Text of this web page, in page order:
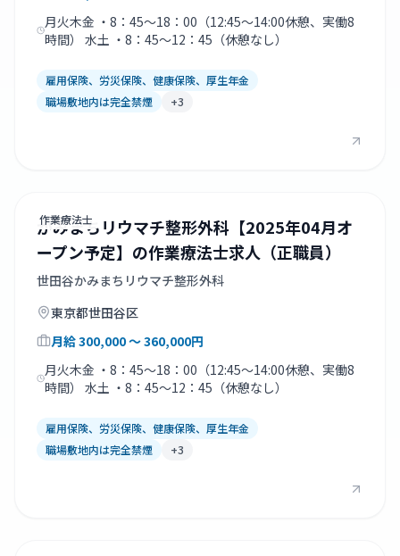
月火木金 ・8：45～18：00（12:45～14:00休憩、実働8
時間） 水土 ・8：45～12：45（休憩なし）
雇用保険、労災保険、健康保険、厚生年金
職場敷地内は完全禁煙
+3
作業療法士
かみまちリウマチ整形外科【2025年04月オ
ープン予定】の作業療法士求人（正職員）
世田谷かみまちリウマチ整形外科
東京都世田谷区
月給300,000〜 360,000円
月火木金 ・8：45～18：00（12:45～14:00休憩、実働8
時間） 水土 ・8：45～12：45（休憩なし）
雇用保険、労災保険、健康保険、厚生年金
職場敷地内は完全禁煙
+3